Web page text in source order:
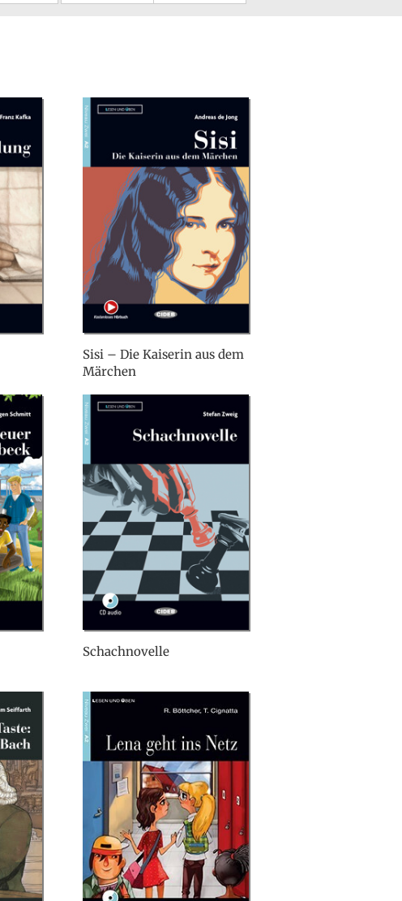
Sisi – Die Kaiserin aus dem
Märchen
Schachnovelle